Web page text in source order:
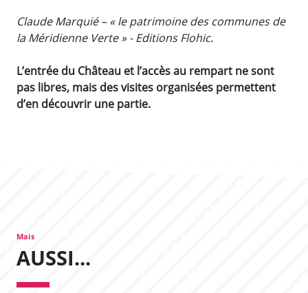
Claude Marquié – « le patrimoine des communes de
la Méridienne Verte » - Editions Flohic.
L’entrée du Château et l’accès au rempart ne sont
pas libres, mais des visites organisées permettent
d’en découvrir une partie.
Mais
AUSSI...